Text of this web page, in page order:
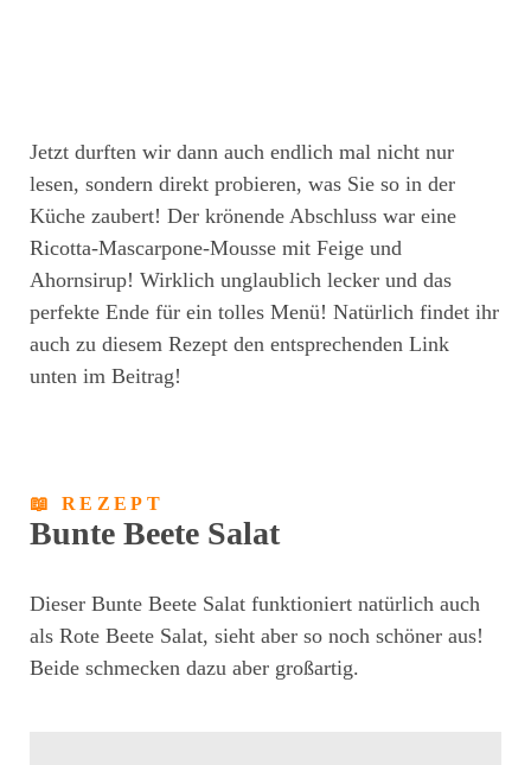
Jetzt durften wir dann auch endlich mal nicht nur
lesen, sondern direkt probieren, was Sie so in der
Küche zaubert! Der krönende Abschluss war eine
Ricotta-Mascarpone-Mousse mit Feige und
Ahornsirup! Wirklich unglaublich lecker und das
perfekte Ende für ein tolles Menü! Natürlich findet ihr
auch zu diesem Rezept den entsprechenden Link
unten im Beitrag!
📖 REZEPT
Bunte Beete Salat
Dieser Bunte Beete Salat funktioniert natürlich auch
als Rote Beete Salat, sieht aber so noch schöner aus!
Beide schmecken dazu aber großartig.